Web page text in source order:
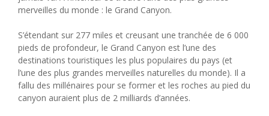
merveilles du monde : le Grand Canyon.
S’étendant sur 277 miles et creusant une tranchée de 6 000
pieds de profondeur, le Grand Canyon est l’une des
destinations touristiques les plus populaires du pays (et
l’une des plus grandes merveilles naturelles du monde). Il a
fallu des millénaires pour se former et les roches au pied du
canyon auraient plus de 2 milliards d’années.